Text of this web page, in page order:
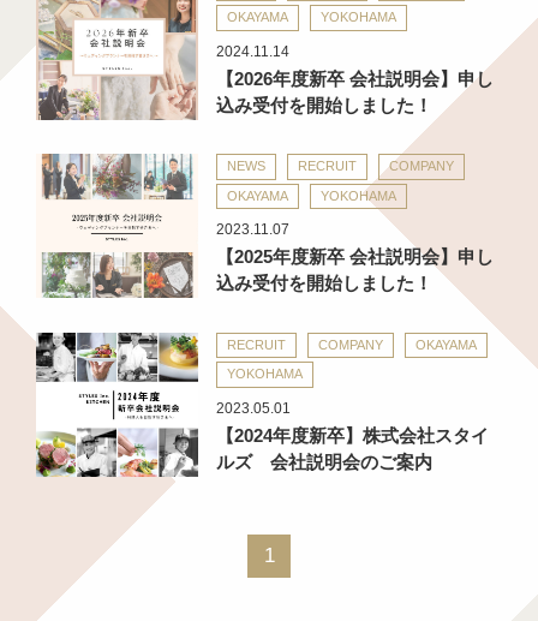
OKAYAMA YOKOHAMA
2024.11.14
【2026年度新卒 会社説明会】申し
込み受付を開始しました！
NEWS RECRUIT COMPANY
OKAYAMA YOKOHAMA
2023.11.07
【2025年度新卒 会社説明会】申し
込み受付を開始しました！
RECRUIT COMPANY OKAYAMA
YOKOHAMA
2023.05.01
【2024年度新卒】株式会社スタイ
ルズ 会社説明会のご案内
1